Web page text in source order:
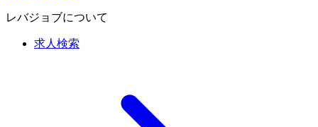
レバジョブについて
求人検索